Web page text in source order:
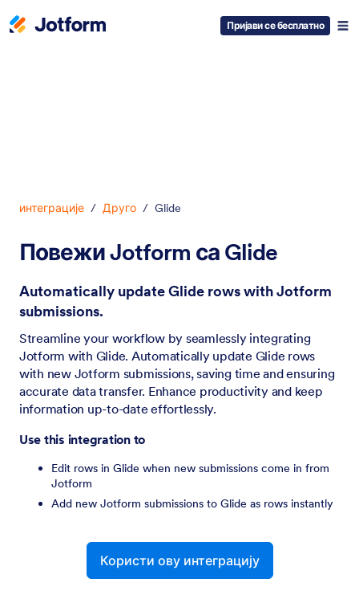
Пријави се бесплатно
интеграције / Друго / Glide
Повежи Jotform са Glide
Automatically update Glide rows with Jotform
submissions.
Streamline your workflow by seamlessly integrating
Jotform with Glide. Automatically update Glide rows
with new Jotform submissions, saving time and ensuring
accurate data transfer. Enhance productivity and keep
information up-to-date effortlessly.
Use this integration to
Edit rows in Glide when new submissions come in from
Jotform
Add new Jotform submissions to Glide as rows instantly
Користи ову интеграцију